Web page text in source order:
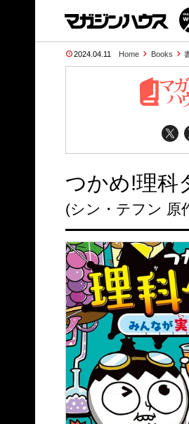
2024.04.11 Home Books
つかめ!理科
(シン・テフン 原